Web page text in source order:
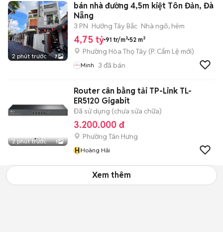
2 phút trước 7
bán nhà đường 4,5m kiệt Tôn Đản, Đà
Nẵng
3 PN Hướng Tây Bắc Nhà ngõ, hẻm
4,75 tỷ 91 tr/m² 52 m²
Phường Hòa Thọ Tây (P. Cẩm Lệ mới)
Minh 3 đã bán
2 phút trước 1
Router cân bằng tải TP-Link TL-
ER5120 Gigabit
Đã sử dụng (chưa sửa chữa)
3.200.000 đ
Phường Tân Hưng
HHoàng Hải
Xem thêm